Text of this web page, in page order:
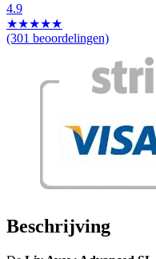
4.9
★★★★★
(301 beoordelingen)
Beschrijving